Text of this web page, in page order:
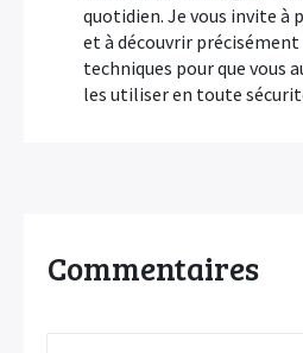
quotidien. Je vous invite à
et à découvrir précisément
techniques pour que vous
les utiliser en toute
Commentaires